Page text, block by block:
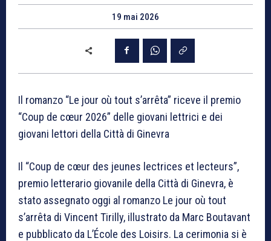
19 mai 2026
Il romanzo “Le jour où tout s’arrêta” riceve il premio
“Coup de cœur 2026” delle giovani lettrici e dei
giovani lettori della Città di Ginevra
Il “Coup de cœur des jeunes lectrices et lecteurs”,
premio letterario giovanile della Città di Ginevra, è
stato assegnato oggi al romanzo Le jour où tout
s’arrêta di Vincent Tirilly, illustrato da Marc Boutavant
e pubblicato da L’École des Loisirs. La cerimonia si è